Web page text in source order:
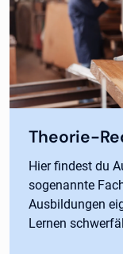
Theorie-
Hier findest du
sogenannte
Ausbildungen
Lernen